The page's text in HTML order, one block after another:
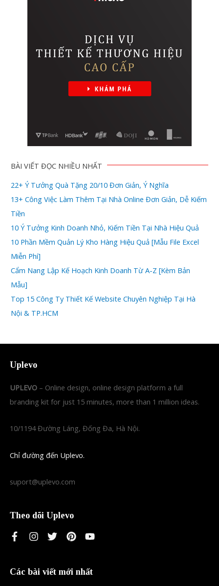
BÀI VIẾT ĐỌC NHIỀU NHẤT
22+ Ý Tưởng Quà Tặng 20/10 Đơn Giản, Ý Nghĩa
13+ Công Việc Làm Thêm Tại Nhà Online Đơn Giản, Dễ Kiếm
Tiền
10 Ý Tưởng Kinh Doanh Nhỏ, Kiếm Tiền Tại Nhà Hiệu Quả
10 Phần Mềm Quản Lý Kho Hàng Hiệu Quả [Mẫu File Excel
Miễn Phí]
Cẩm Nang Lập Kế Hoạch Kinh Doanh Từ A-Z [Kèm Bản
Mẫu]
Top 15 Công Ty Thiết Kế Website Chuyên Nghiệp Tại Hà
Nội & TP.HCM
Uplevo
UPLEVO – Online design, online design platform a full
branding kit for just 15 minutes, more than 1 million ideas.
10/1194 Đường Láng, Đống Đa, Hà Nội.
Chỉ đường đến Uplevo.
suport@uplevo.com
Theo dõi Uplevo
Các bài viết mới nhất